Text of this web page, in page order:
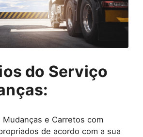
do Serviço
Mudanças e Carretos com
de acordo com a sua